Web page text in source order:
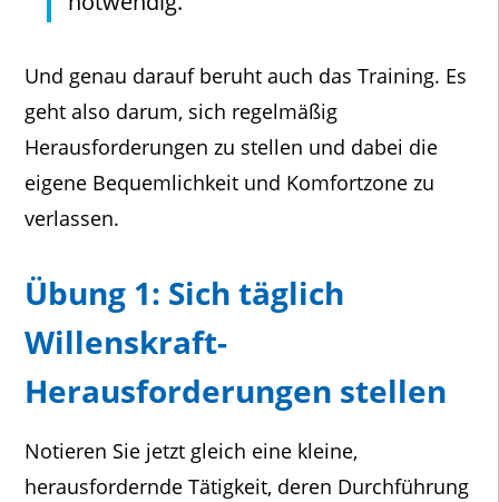
Und genau darauf beruht auch das Training. Es
geht also darum, sich regelmäßig
Herausforderungen zu stellen und dabei die
eigene Bequemlichkeit und Komfortzone zu
verlassen.
Übung 1: Sich täglich
Willenskraft-
Herausforderungen stellen
Notieren Sie jetzt gleich eine kleine,
herausfordernde Tätigkeit, deren Durchführung